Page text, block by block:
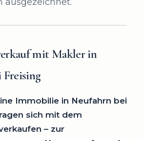
mit Maklerin
Immobilie in Neufahrn bei
sich mit dem
– zur